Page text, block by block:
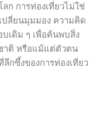
ก การท่องเที่ยวไม่ใช่
ปลี่ยนมุมมอง ความคิด
เดิม ๆ เพื่อค้นพบสิ่ง
าติ หรือแม้แต่ตัวตน
กซึ้งของการท่องเที่ยว